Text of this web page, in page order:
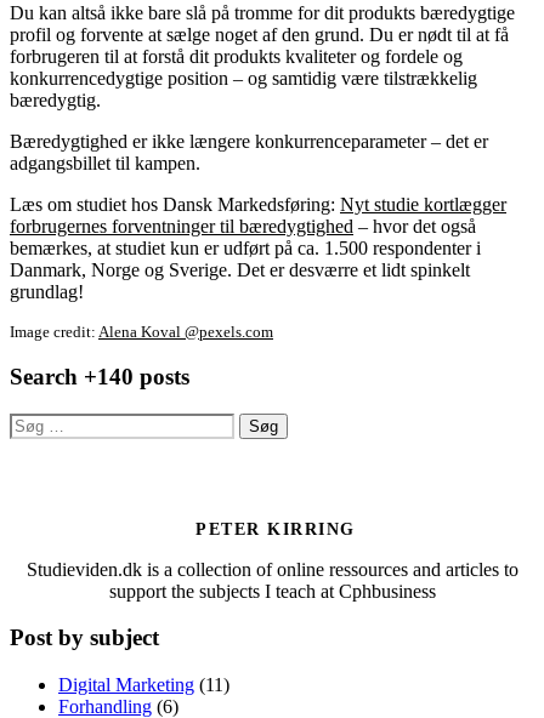
Du kan altså ikke bare slå på tromme for dit produkts bæredygtige
profil og forvente at sælge noget af den grund. Du er nødt til at få
forbrugeren til at forstå dit produkts kvaliteter og fordele og
konkurrencedygtige position – og samtidig være tilstrækkelig
bæredygtig.
Bæredygtighed er ikke længere konkurrenceparameter – det er
adgangsbillet til kampen.
Læs om studiet hos Dansk Markedsføring: Nyt studie kortlægger
forbrugernes forventninger til bæredygtighed – hvor det også
bemærkes, at studiet kun er udført på ca. 1.500 respondenter i
Danmark, Norge og Sverige. Det er desværre et lidt spinkelt
grundlag!
Image credit: Alena Koval @pexels.com
Search +140 posts
Søg
efter:
PETER KIRRING
Studieviden.dk is a collection of online ressources and articles to
support the subjects I teach at Cphbusiness
Post by subject
Digital Marketing (11)
Forhandling (6)